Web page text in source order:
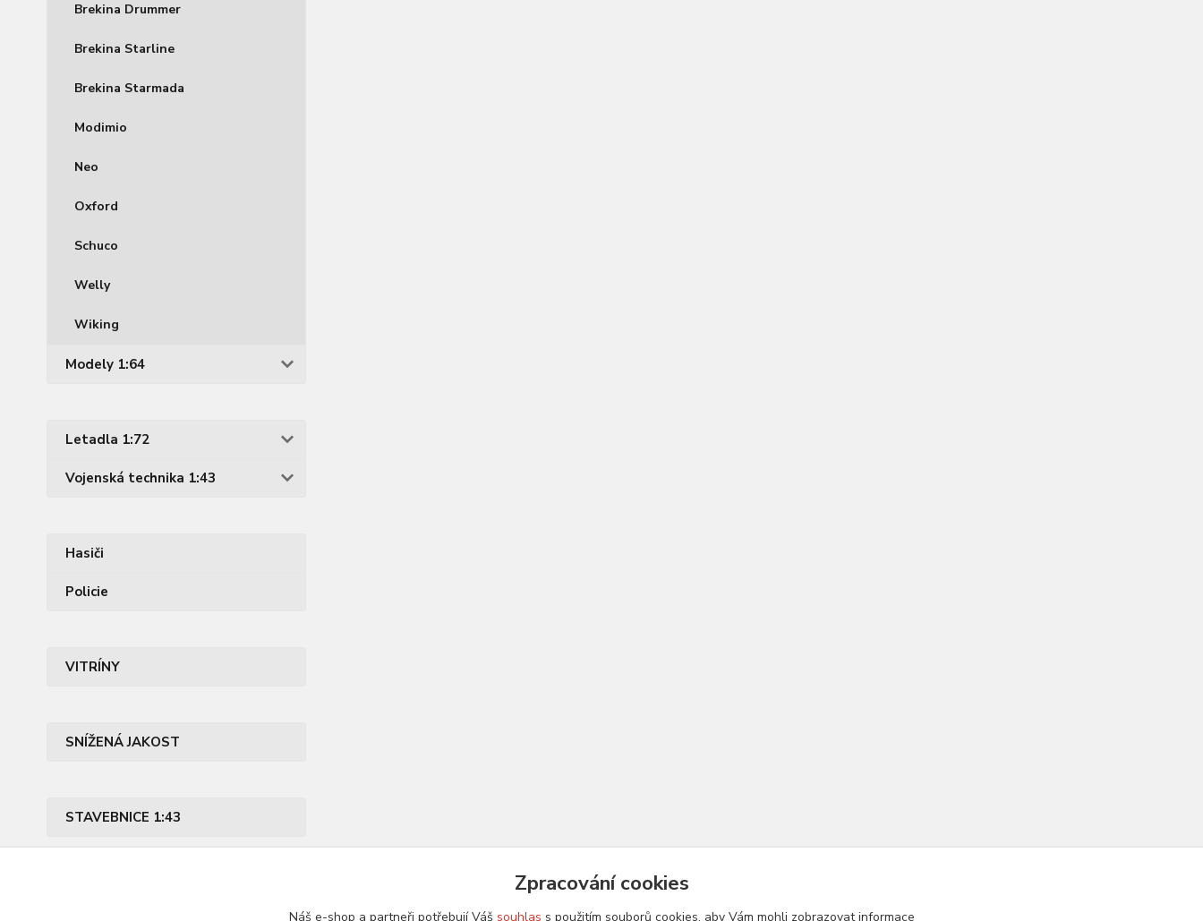
Brekina Drummer
Brekina Starline
Brekina Starmada
Modimio
Neo
Oxford
Schuco
Welly
Wiking
Modely 1:64
Letadla 1:72
Vojenská technika 1:43
Hasiči
Policie
VITRÍNY
SNÍŽENÁ JAKOST
STAVEBNICE 1:43
Zpracování cookies
Náš e-shop a partneři potřebují Váš souhlas s použitím souborů cookies, aby Vám mohli zobrazovat informace